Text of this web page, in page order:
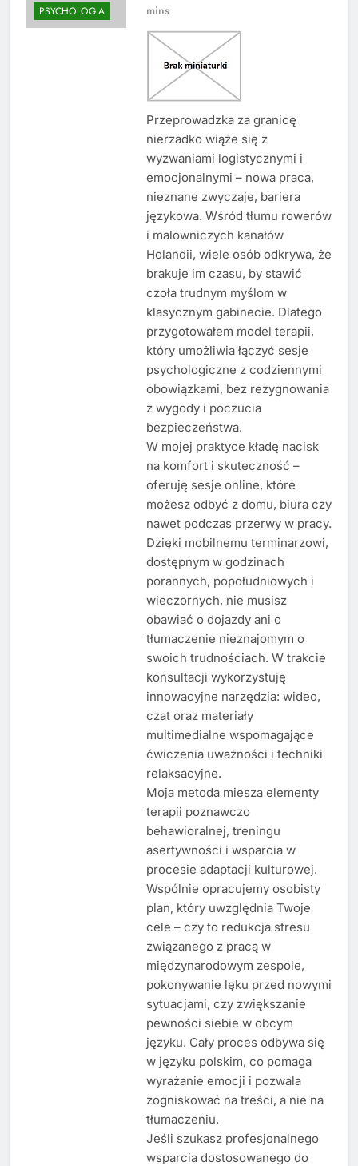
PSYCHOLOGIA
mins
Przeprowadzka za granicę
nierzadko wiąże się z
wyzwaniami logistycznymi i
emocjonalnymi – nowa praca,
nieznane zwyczaje, bariera
językowa. Wśród tłumu rowerów
i malowniczych kanałów
Holandii, wiele osób odkrywa, że
brakuje im czasu, by stawić
czoła trudnym myślom w
klasycznym gabinecie. Dlatego
przygotowałem model terapii,
który umożliwia łączyć sesje
psychologiczne z codziennymi
obowiązkami, bez rezygnowania
z wygody i poczucia
bezpieczeństwa.
W mojej praktyce kładę nacisk
na komfort i skuteczność –
oferuję sesje online, które
możesz odbyć z domu, biura czy
nawet podczas przerwy w pracy.
Dzięki mobilnemu terminarzowi,
dostępnym w godzinach
porannych, popołudniowych i
wieczornych, nie musisz
obawiać o dojazdy ani o
tłumaczenie nieznajomym o
swoich trudnościach. W trakcie
konsultacji wykorzystuję
innowacyjne narzędzia: wideo,
czat oraz materiały
multimedialne wspomagające
ćwiczenia uważności i techniki
relaksacyjne.
Moja metoda miesza elementy
terapii poznawczo
behawioralnej, treningu
asertywności i wsparcia w
procesie adaptacji kulturowej.
Wspólnie opracujemy osobisty
plan, który uwzględnia Twoje
cele – czy to redukcja stresu
związanego z pracą w
międzynarodowym zespole,
pokonywanie lęku przed nowymi
sytuacjami, czy zwiększanie
pewności siebie w obcym
języku. Cały proces odbywa się
w języku polskim, co pomaga
wyrażanie emocji i pozwala
zogniskować na treści, a nie na
tłumaczeniu.
Jeśli szukasz profesjonalnego
wsparcia dostosowanego do